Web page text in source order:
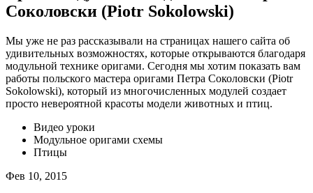
Соколовски (Piotr Sokolowski)
Мы уже не раз рассказывали на страницах нашего сайта об
удивительных возможностях, которые открываются благодаря
модульной технике оригами. Сегодня мы хотим показать вам
работы польского мастера оригами Петра Соколовски (Piotr
Sokolowski), который из многочисленных модулей создает
просто невероятной красоты модели животных и птиц.
Видео уроки
Модульное оригами схемы
Птицы
Фев 10, 2015